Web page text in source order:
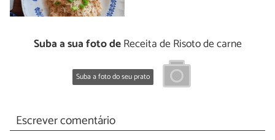
Suba a sua foto deReceita de Risoto de carne
Suba a foto do seu prato
Escrever comentário